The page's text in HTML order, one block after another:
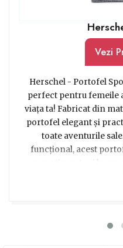
Vezi
Herschel - Portofel
perfect pentru femeile
viața ta! Fabricat din
portofel elegant și
toate aventurile
funcțional, acest
compartimente și
ușor se va potrivi